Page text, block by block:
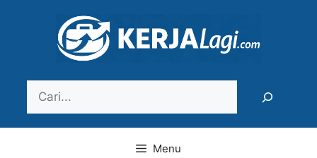
Menu